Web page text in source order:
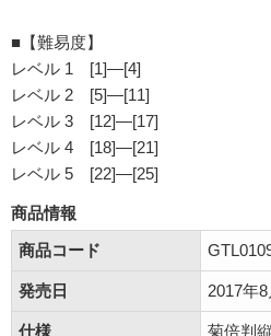
■【難易度】
レベル 1 [1]―[4]
レベル 2 [5]―[11]
レベル 3 [12]―[17]
レベル 4 [18]―[21]
レベル 5 [22]―[25]
商品情報
商品コード
発売日 2017年
仕様 菊倍判